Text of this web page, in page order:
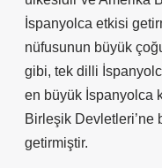
İspanyolca etkisi
nüfusunun büyük
gibi, tek dilli
en büyük İspanyolca
Birleşik Devletleri’ne
getirmiştir.